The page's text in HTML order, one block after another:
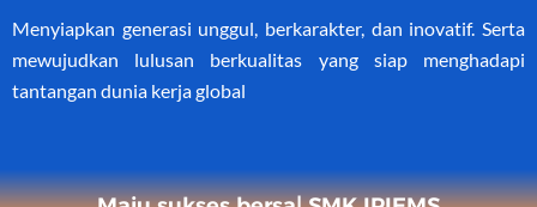
Menyiapkan generasi unggul, berkarakter, dan inovatif. Serta
mewujudkan lulusan berkualitas yang siap menghadapi
tantangan dunia kerja global